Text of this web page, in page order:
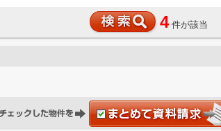
4 件が該当